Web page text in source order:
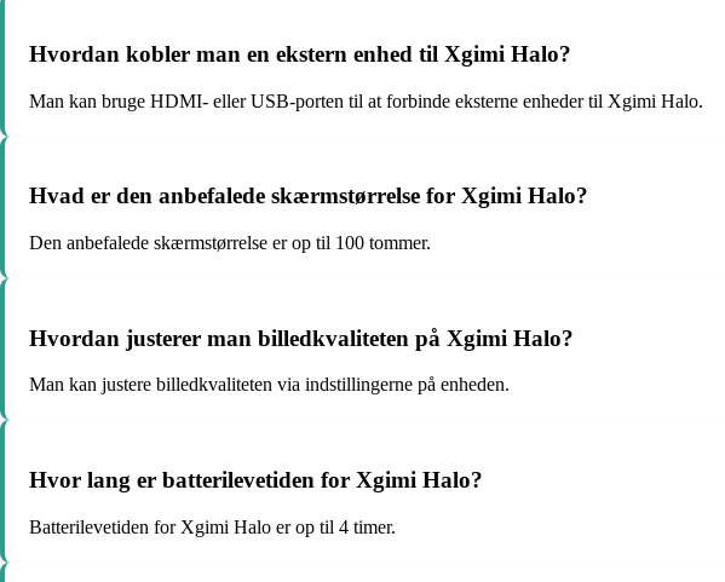
Hvordan kobler man en ekstern enhed til Xgimi Halo?
Man kan bruge HDMI- eller USB-porten til at forbinde eksterne enheder til Xgimi Halo.
Hvad er den anbefalede skærmstørrelse for Xgimi Halo?
Den anbefalede skærmstørrelse er op til 100 tommer.
Hvordan justerer man billedkvaliteten på Xgimi Halo?
Man kan justere billedkvaliteten via indstillingerne på enheden.
Hvor lang er batterilevetiden for Xgimi Halo?
Batterilevetiden for Xgimi Halo er op til 4 timer.